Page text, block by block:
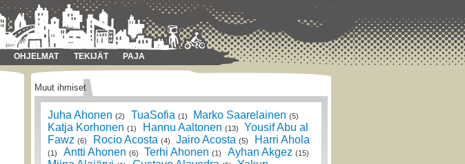
OHJELMAT TEKIJÄT PAJA
Muut ihmiset
Juha Ahonen (2) TuaSofia (1) Marko Saarelainen (5)
Katja Korhonen (1) Hannu Aaltonen (13)
Yousif Abu al
Fawz (6) Rocio Acosta (4) Jairo Acosta (5) Harri Ahola
(1) Antti Ahonen (6) Terhi Ahonen (1) Ayhan Akgez (15)